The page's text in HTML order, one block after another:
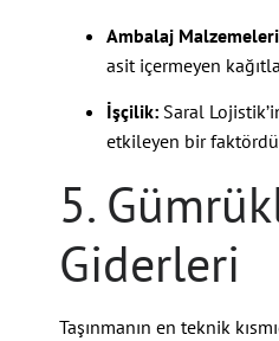
Ambalaj
asit içermeyen
İşçilik: Saral
etkileyen bir
5.
Giderleri
Taşınmanın en teknik